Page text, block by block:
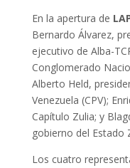
En la apertura de
Bernardo Álvarez,
ejecutivo de Alba-
Conglomerado
Alberto Held,
Venezuela (CPV);
Capítulo Zulia; y
gobierno del Estado
Los cuatro